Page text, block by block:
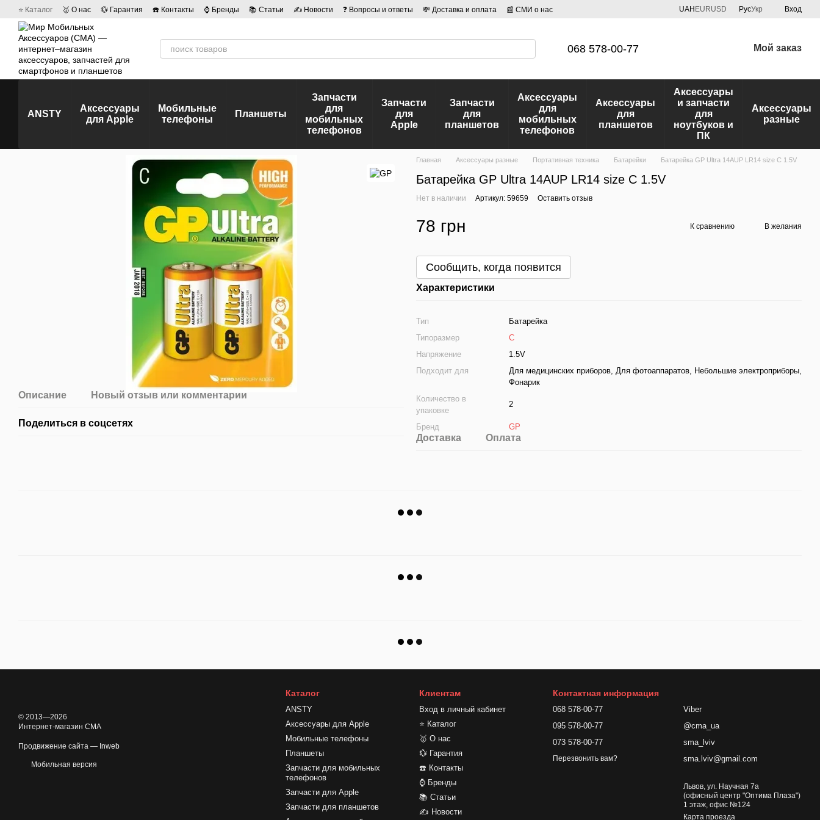
Перейти к основному контенту
⭐ Каталог 🥇 О нас 💱 Гарантия ☎️ Контакты ⌚ Бренды 📚 Статьи ✍ Новости ❓ Вопросы и ответы 💸 Доставка и оплата
📰 СМИ о нас
UAH EURUSD РусУкр Вход
068 578-00-77 Мой заказ
ANSTY
Аксессуары
для Apple
Мобильные
телефоны
Планшеты
Запчасти
для
мобильных
телефонов
Запчасти
для
Apple
Запчасти
для
планшетов
Аксессуары
для
мобильных
телефонов
Аксессуары
для
планшетов
Аксессуары
и запчасти
для
ноутбуков и
ПК
Аксессуары
разные
Описание Новый отзыв или комментарий
Поделиться в соцсетях
Главная Аксессуары разные Портативная техника Батарейки Батарейка GP Ultra 14AUP LR14 size C 1.5V
Батарейка GP Ultra 14AUP LR14 size C 1.5V
Нет в наличии Артикул: 59659 Оставить отзыв
78 грн К сравнению В желания
Сообщить, когда появится
Характеристики
Тип
Батарейка
Типоразмер
C
Напряжение
1.5V
Подходит для
Для медицинских приборов, Для фотоаппаратов, Небольшие электроприборы,
Фонарик
Количество в
упаковке
2
Бренд GP
Доставка Оплата
© 2013—2026
Интернет-магазин CMA
Продвижение сайта — Inweb
Мобильная версия
Каталог
ANSTY
Аксессуары для Apple
Мобильные телефоны
Планшеты
Запчасти для мобильных
телефонов
Запчасти для Apple
Запчасти для планшетов
Клиентам
Вход в личный кабинет
⭐ Каталог
🥇 О нас
💱 Гарантия
☎️ Контакты
⌚ Бренды
📚 Статьи
✍ Новости
Контактная информация
068 578-00-77
095 578-00-77
073 578-00-77
Перезвонить вам?
Viber
@cma_ua
sma_lviv
sma.lviv@gmail.com
Львов, ул. Научная 7а
(офисный центр "Оптима Плаза")
1 этаж, офис №124
Карта проезда